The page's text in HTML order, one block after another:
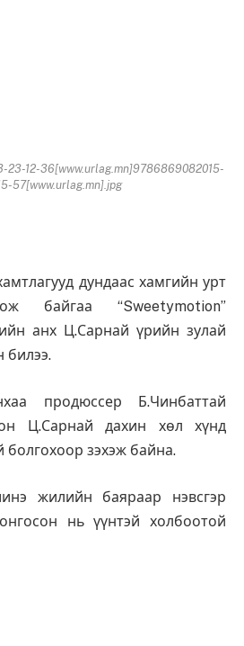
23-12-36[www.urlag.mn]9786869082015-
57[www.urlag.mn].jpg
дундаас хамгийн урт
байгаа “Sweetymotion”
анх Ц.Сарнай үрийн зулай
билээ.
продюссер Б.Чинбаттай
Ц.Сарнай дахин хөл хүнд
болгохоор зэхэж байна.
жилийн баяраар нэвсгэр
нь үүнтэй холбоотой